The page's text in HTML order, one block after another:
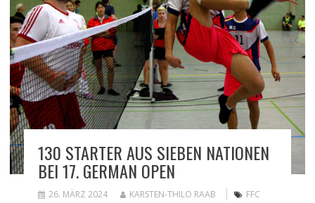
130 STARTER AUS SIEBEN NATIONEN
BEI 17. GERMAN OPEN
26. MÄRZ 2024 KARSTEN-THILO RAAB
FFC